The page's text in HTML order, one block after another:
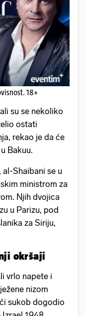
18+
su se nekoliko
ostati
rekao je da će
Bakuu.
Shaibani se u
ministrom za
Njih dvojica
u Parizu, pod
za Siriju,
okršaji
vrlo napete i
nizom
sukob dogodio